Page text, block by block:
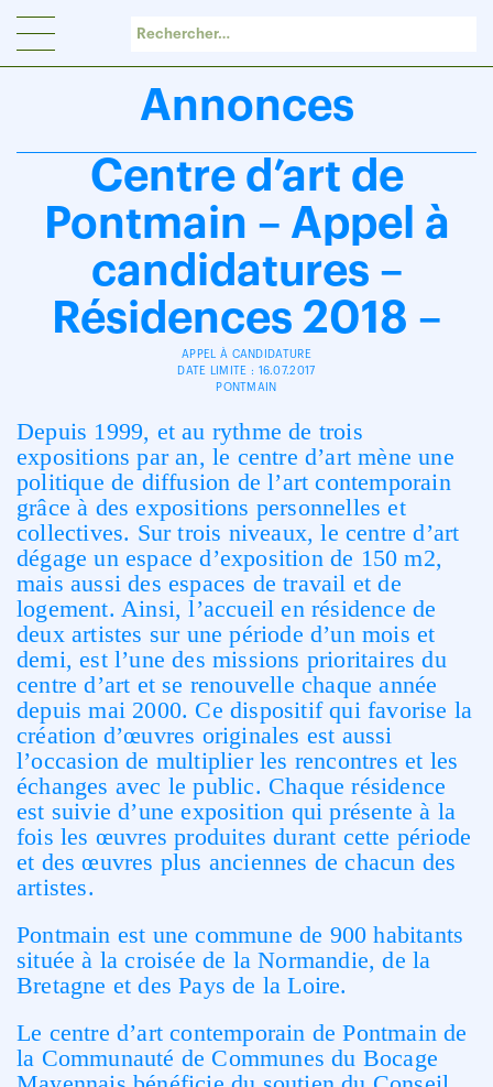
Annonces
Centre d’art de
Pontmain – Appel à
candidatures –
Résidences 2018 –
APPEL À CANDIDATURE
DATE LIMITE : 16.07.2017
PONTMAIN
Depuis 1999, et au rythme de trois
expositions par an, le centre d’art mène une
politique de diffusion de l’art contemporain
grâce à des expositions personnelles et
collectives. Sur trois niveaux, le centre d’art
dégage un espace d’exposition de 150 m2,
mais aussi des espaces de travail et de
logement. Ainsi, l’accueil en résidence de
deux artistes sur une période d’un mois et
demi, est l’une des missions prioritaires du
centre d’art et se renouvelle chaque année
depuis mai 2000. Ce dispositif qui favorise la
création d’œuvres originales est aussi
l’occasion de multiplier les rencontres et les
échanges avec le public. Chaque résidence
est suivie d’une exposition qui présente à la
fois les œuvres produites durant cette période
et des œuvres plus anciennes de chacun des
artistes.
Pontmain est une commune de 900 habitants
située à la croisée de la Normandie, de la
Bretagne et des Pays de la Loire.
Le centre d’art contemporain de Pontmain de
la Communauté de Communes du Bocage